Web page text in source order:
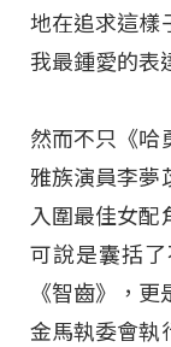
地在追求這樣
我最鍾愛的表
然而不只《哈
雅族演員李夢
入圍最佳女配
可說是囊括
《智齒》，
金馬執委會執